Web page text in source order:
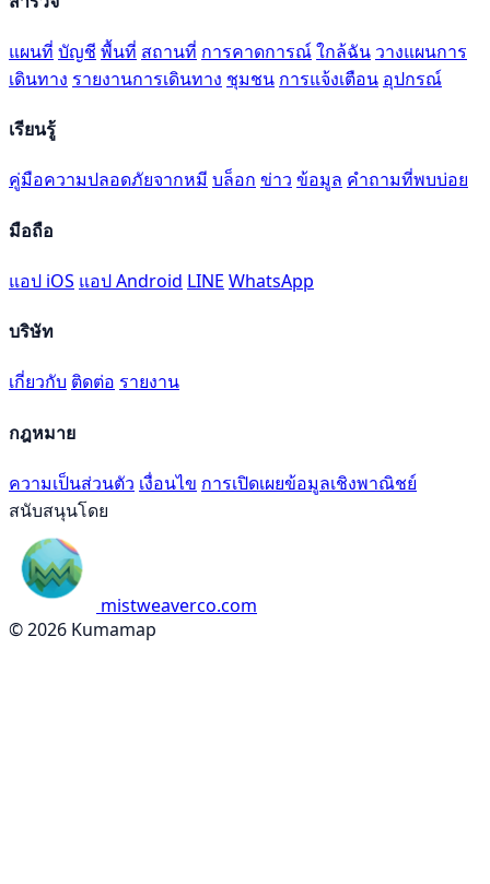
แผนที่ บัญชี พื้นที่ สถานที่ การคาดการณ์ใกล้ฉัน วางแผนการ
เดินทาง รายงานการเดินทาง ชุมชน การแจ้งเตือน อุปกรณ์
เรียนรู้
คู่มือความปลอดภัยจากหมี บล็อก ข่าว ข้อมูล คำถามที่พบบ่อย
มือถือ
แอป iOS แอป Android LINE WhatsApp
บริษัท
เกี่ยวกับ ติดต่อ รายงาน
กฎหมาย
ความเป็นส่วนตัว เงื่อนไข การเปิดเผยข้อมูลเชิงพาณิชย์
สนับสนุนโดย
mistweaverco.com
© 2026 Kumamap